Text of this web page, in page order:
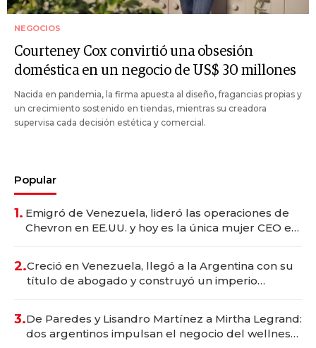
NEGOCIOS
Courteney Cox convirtió una obsesión
doméstica en un negocio de US$ 30 millones
Nacida en pandemia, la firma apuesta al diseño, fragancias propias y
un crecimiento sostenido en tiendas, mientras su creadora
supervisa cada decisión estética y comercial.
Popular
1. Emigró de Venezuela, lideró las operaciones de
Chevron en EE.UU. y hoy es la única mujer CEO en
2.Creció en Venezuela, llegó a la Argentina con su
título de abogado y construyó un imperio
3.De Paredes y Lisandro Martínez a Mirtha Legrand:
dos argentinos impulsan el negocio del wellness